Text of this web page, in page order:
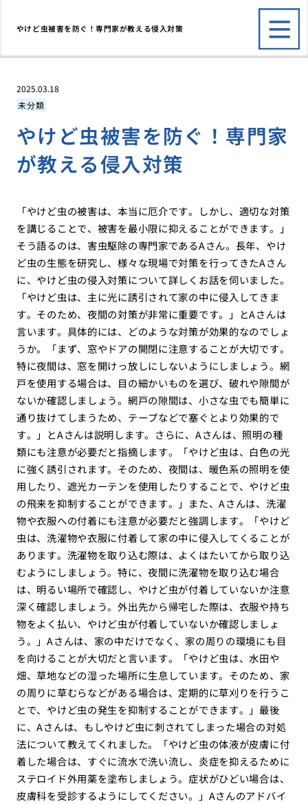
やけど虫被害を防ぐ！専門家が教える侵入対策
2025.03.18
未分類
やけど虫被害を防ぐ！専門家
が教える侵入対策
「やけど虫の被害は、本当に厄介です。しかし、適切な対策
を講じることで、被害を最小限に抑えることができます。」
そう語るのは、害虫駆除の専門家であるAさん。長年、やけ
ど虫の生態を研究し、様々な現場で対策を行ってきたAさん
に、やけど虫の侵入対策について詳しくお話を伺いました。
「やけど虫は、主に光に誘引されて家の中に侵入してきま
す。そのため、夜間の対策が非常に重要です。」とAさんは
言います。具体的には、どのような対策が効果的なのでしょ
うか。「まず、窓やドアの開閉に注意することが大切です。
特に夜間は、窓を開けっ放しにしないようにしましょう。網
戸を使用する場合は、目の細かいものを選び、破れや隙間が
ないか確認しましょう。網戸の隙間は、小さな虫でも簡単に
通り抜けてしまうため、テープなどで塞ぐとより効果的で
す。」とAさんは説明します。さらに、Aさんは、照明の種
類にも注意が必要だと指摘します。「やけど虫は、白色の光
に強く誘引されます。そのため、夜間は、暖色系の照明を使
用したり、遮光カーテンを使用したりすることで、やけど虫
の飛来を抑制することができます。」また、Aさんは、洗濯
物や衣服への付着にも注意が必要だと強調します。「やけど
虫は、洗濯物や衣服に付着して家の中に侵入してくることが
あります。洗濯物を取り込む際は、よくはたいてから取り込
むようにしましょう。特に、夜間に洗濯物を取り込む場合
は、明るい場所で確認し、やけど虫が付着していないか注意
深く確認しましょう。外出先から帰宅した際は、衣服や持ち
物をよく払い、やけど虫が付着していないか確認しましょ
う。」Aさんは、家の中だけでなく、家の周りの環境にも目
を向けることが大切だと言います。「やけど虫は、水田や
畑、草地などの湿った場所に生息しています。そのため、家
の周りに草むらなどがある場合は、定期的に草刈りを行うこ
とで、やけど虫の発生を抑制することができます。」最後
に、Aさんは、もしやけど虫に刺されてしまった場合の対処
法について教えてくれました。「やけど虫の体液が皮膚に付
着した場合は、すぐに流水で洗い流し、炎症を抑えるために
ステロイド外用薬を塗布しましょう。症状がひどい場合は、
皮膚科を受診するようにしてください。」Aさんのアドバイ